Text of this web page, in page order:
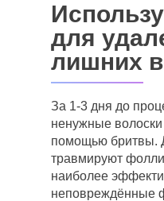
для
лишних
За 1-3 дня до
ненужные
помощью бритвы.
травмируют
наиболее
неповреждённые